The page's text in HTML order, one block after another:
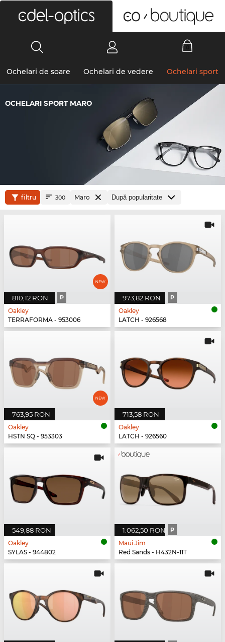
Ochelari de soare Ochelari de vedere Ochelari sport
OCHELARI SPORT MARO
filtru 300 Maro
810,12 RON P
Oakley
TERRAFORMA - 953006
973,82 RON P
Oakley
LATCH - 926568
763,95 RON
Oakley
HSTN SQ - 953303
713,58 RON
Oakley
LATCH - 926560
549,88 RON
Oakley
SYLAS - 944802
1.062,50 RON P
Maui Jim
Red Sands - H432N-11T